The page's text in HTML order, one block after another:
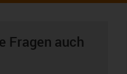
Fragen auch